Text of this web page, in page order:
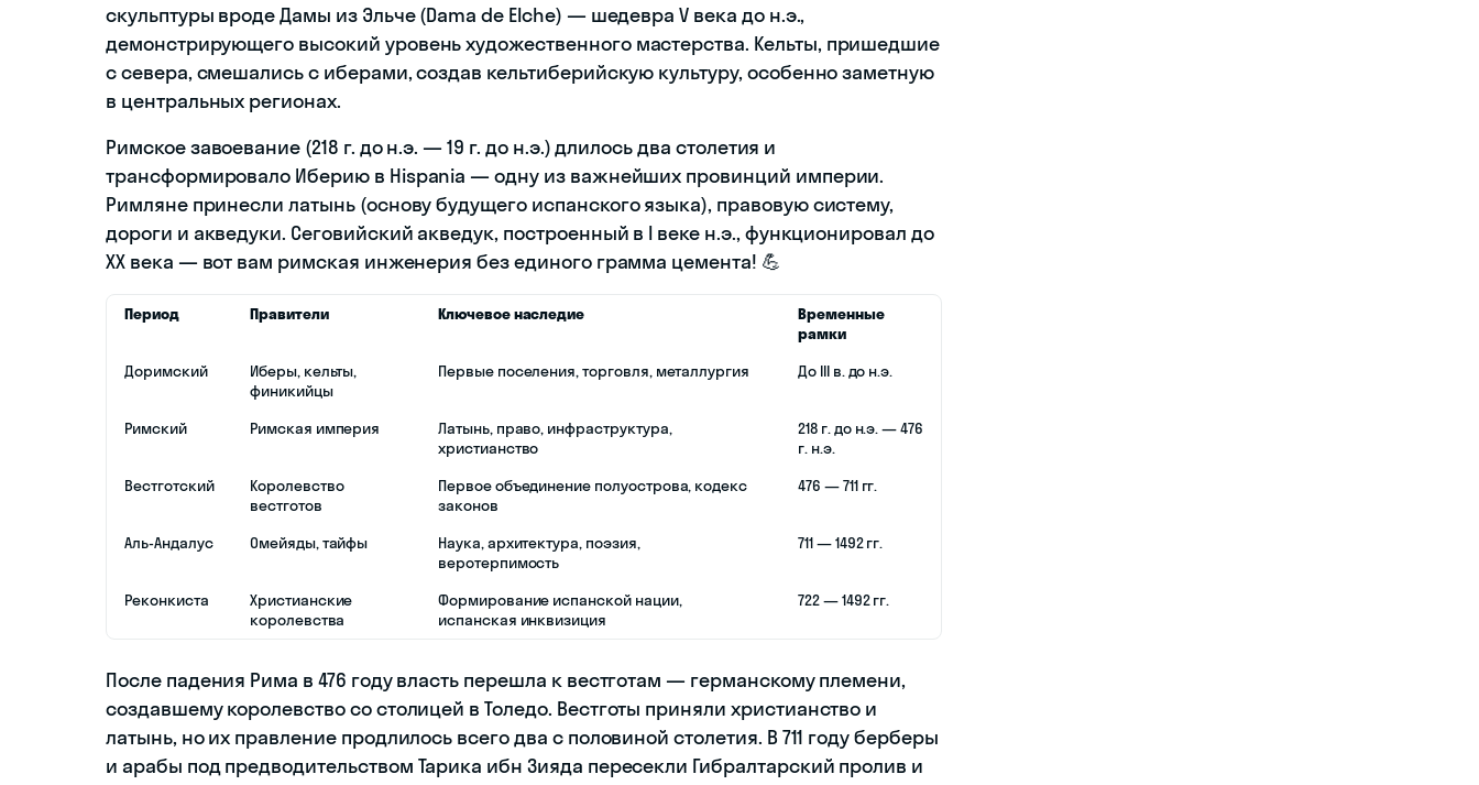
скульптуры вроде Дамы из Эльче (Dama de Elche) — шедевра V века до н.э.,
демонстрирующего высокий уровень художественного мастерства. Кельты, пришедшие
с севера, смешались с иберами, создав кельтиберийскую культуру, особенно заметную
в центральных регионах.
Римское завоевание (218 г. до н.э. — 19 г. до н.э.) длилось два столетия и
трансформировало Иберию в Hispania — одну из важнейших провинций империи.
Римляне принесли латынь (основу будущего испанского языка), правовую систему,
дороги и акведуки. Сеговийский акведук, построенный в I веке н.э., функционировал до
XX века — вот вам римская инженерия без единого грамма цемента! 💪
Период Правители Ключевое наследие
Временные
рамки
Доримский
Иберы, кельты,
финикийцы
Первые поселения, торговля, металлургия До III в. до н.э.
Римский Римская империя
Латынь, право, инфраструктура,
христианство
218 г. до н.э. — 476
г. н.э.
Вестготский
Королевство
вестготов
Первое объединение полуострова, кодекс
законов
476 — 711 гг.
Аль-Андалус Омейяды, тайфы
Наука, архитектура, поэзия,
веротерпимость
711 — 1492 гг.
Реконкиста
Христианские
королевства
Формирование испанской нации,
испанская инквизиция
722 — 1492 гг.
После падения Рима в 476 году власть перешла к вестготам — германскому племени,
создавшему королевство со столицей в Толедо. Вестготы приняли христианство и
латынь, но их правление продлилось всего два с половиной столетия. В 711 году берберы
и арабы под предводительством Тарика ибн Зияда пересекли Гибралтарский пролив и